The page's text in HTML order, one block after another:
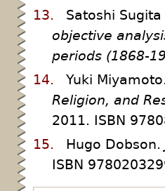
13.
Satoshi Sugita
objective
periods (1868-
14.
Yuki
Religion, and
2011. ISBN
15.
Hugo Dobson.
ISBN